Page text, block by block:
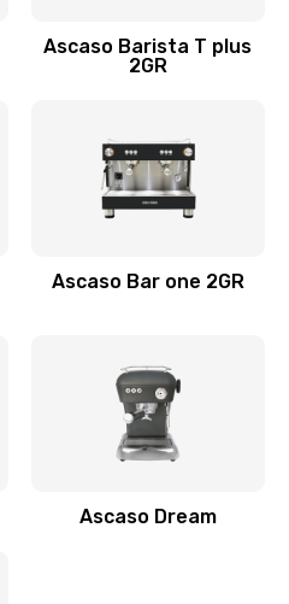
Ascaso Barista T plus
2GR
Ascaso Bar one 2GR
Ascaso Dream